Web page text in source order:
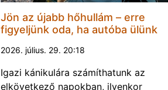
Jön az újabb hőhullám – erre
figyeljünk oda, ha autóba ülünk
2026. július. 29. 20:18
Igazi kánikulára számíthatunk az
elkövetkező napokban, ilyenkor